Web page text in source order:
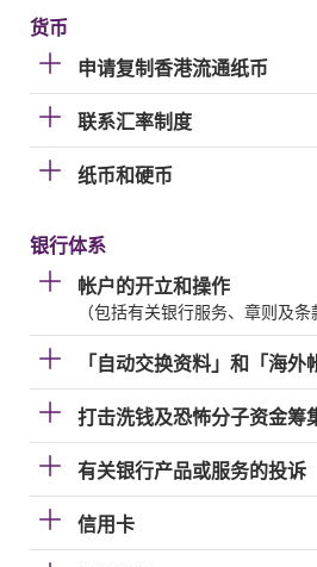
货币
申请复制香港流通纸币
联系汇率制度
纸币和硬币
银行体系
帐户的开立和操作
（包括有关银行服务、章则及条
「自动交换资料」和「海外
打击洗钱及恐怖分子资金筹
有关银行产品或服务的投诉
信用卡